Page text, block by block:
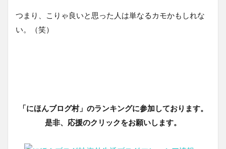
つまり、こりゃ良いと思った人は単なるカモかもしれな
い。（笑）
「にほんブログ村」のランキングに参加しております。
是非、応援のクリックをお願いします。